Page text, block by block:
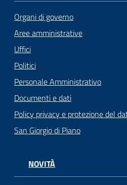
Organi di governo
Aree amministrative
Uffici
Politici
Personale Amministrativo
Documenti e dati
Policy privacy e protezione del
San Giorgio di Piano
NOVITÀ